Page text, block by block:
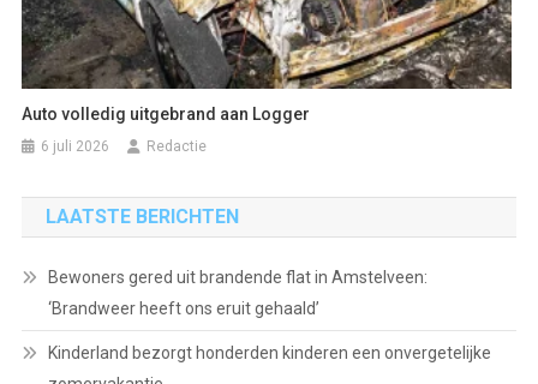
Auto volledig uitgebrand aan Logger
6 juli 2026 Redactie
LAATSTE BERICHTEN
Bewoners gered uit brandende flat in Amstelveen:
‘Brandweer heeft ons eruit gehaald’
Kinderland bezorgt honderden kinderen een onvergetelijke